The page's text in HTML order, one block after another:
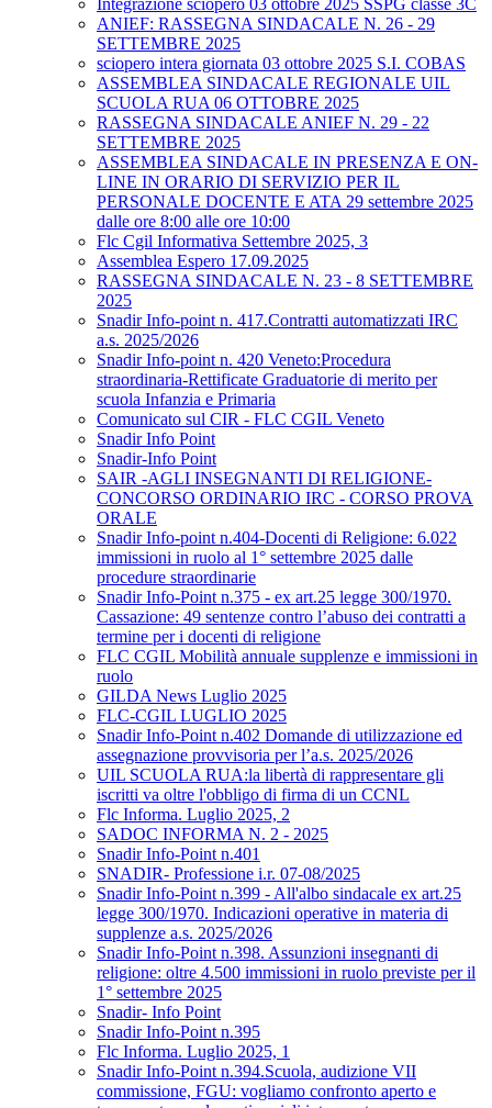
Integrazione sciopero 03 ottobre 2025 SSPG classe 3C
ANIEF: RASSEGNA SINDACALE N. 26 - 29
SETTEMBRE 2025
sciopero intera giornata 03 ottobre 2025 S.I. COBAS
ASSEMBLEA SINDACALE REGIONALE UIL
SCUOLA RUA 06 OTTOBRE 2025
RASSEGNA SINDACALE ANIEF N. 29 - 22
SETTEMBRE 2025
ASSEMBLEA SINDACALE IN PRESENZA E ON-
LINE IN ORARIO DI SERVIZIO PER IL
PERSONALE DOCENTE E ATA 29 settembre 2025
dalle ore 8:00 alle ore 10:00
Flc Cgil Informativa Settembre 2025, 3
Assemblea Espero 17.09.2025
RASSEGNA SINDACALE N. 23 - 8 SETTEMBRE
2025
Snadir Info-point n. 417.Contratti automatizzati IRC
a.s. 2025/2026
Snadir Info-point n. 420 Veneto:Procedura
straordinaria-Rettificate Graduatorie di merito per
scuola Infanzia e Primaria
Comunicato sul CIR - FLC CGIL Veneto
Snadir Info Point
Snadir-Info Point
SAIR -AGLI INSEGNANTI DI RELIGIONE-
CONCORSO ORDINARIO IRC - CORSO PROVA
ORALE
Snadir Info-point n.404-Docenti di Religione: 6.022
immissioni in ruolo al 1° settembre 2025 dalle
procedure straordinarie
Snadir Info-Point n.375 - ex art.25 legge 300/1970.
Cassazione: 49 sentenze contro l’abuso dei contratti a
termine per i docenti di religione
FLC CGIL Mobilità annuale supplenze e immissioni in
ruolo
GILDA News Luglio 2025
FLC-CGIL LUGLIO 2025
Snadir Info-Point n.402 Domande di utilizzazione ed
assegnazione provvisoria per l’a.s. 2025/2026
UIL SCUOLA RUA:la libertà di rappresentare gli
iscritti va oltre l'obbligo di firma di un CCNL
Flc Informa. Luglio 2025, 2
SADOC INFORMA N. 2 - 2025
Snadir Info-Point n.401
SNADIR- Professione i.r. 07-08/2025
Snadir Info-Point n.399 - All'albo sindacale ex art.25
legge 300/1970. Indicazioni operative in materia di
supplenze a.s. 2025/2026
Snadir Info-Point n.398. Assunzioni insegnanti di
religione: oltre 4.500 immissioni in ruolo previste per il
1° settembre 2025
Snadir- Info Point
Snadir Info-Point n.395
Flc Informa. Luglio 2025, 1
Snadir Info-Point n.394.Scuola, audizione VII
commissione, FGU: vogliamo confronto aperto e